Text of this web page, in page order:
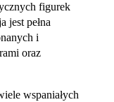
figurek
jest pełna
i
oraz
wspaniałych